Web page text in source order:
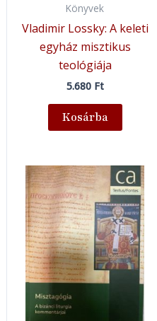
Könyvek
Vladimir Lossky: A keleti
egyház misztikus
teológiája
5.680 Ft
Kosárba